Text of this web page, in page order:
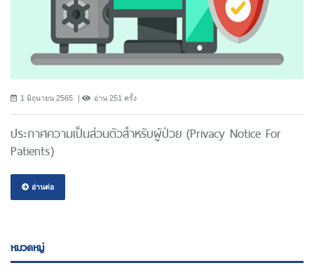
1 มิถุนายน 2565 อ่าน 251 ครั้ง
ประกาศความเป็นส่วนตัวสำหรับผู้ป่วย (Privacy Notice For
Patients)
อ่านต่อ
หมวดหมู่